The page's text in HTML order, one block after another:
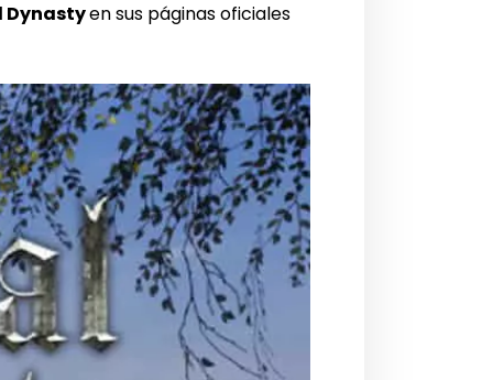
Dynastyen sus páginas oficiales